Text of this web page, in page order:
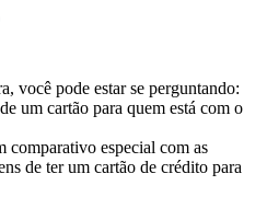
você pode estar se perguntando:
um cartão para quem está com o
comparativo especial com as
de ter um cartão de crédito para